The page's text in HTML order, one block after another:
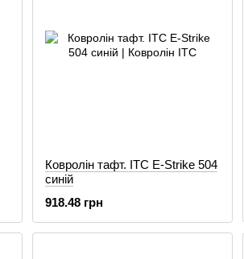
Ковролін тафт. ITC E-Strike 504
синій
918.48 грн